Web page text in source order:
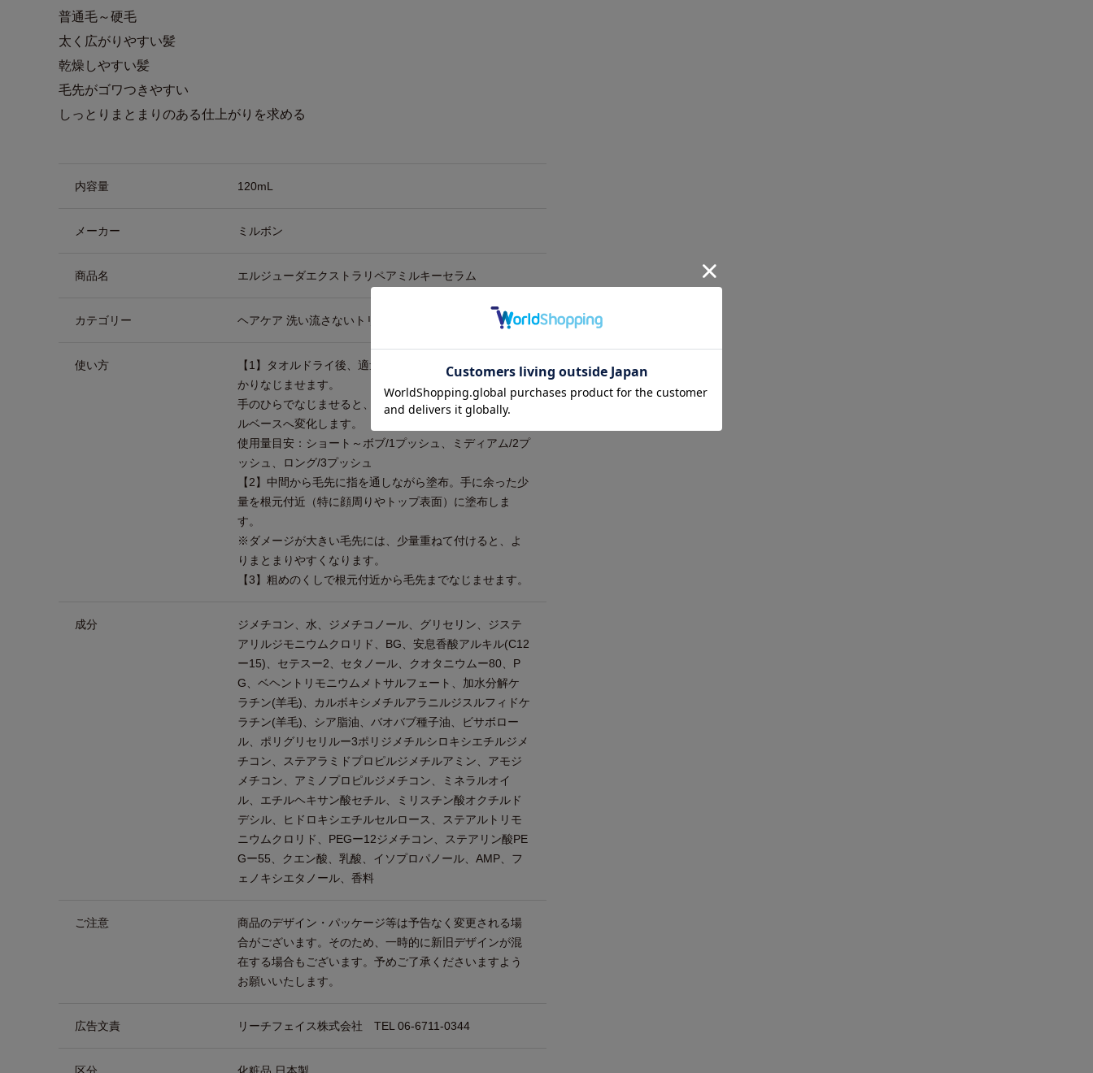
普通毛～硬毛
太く広がりやすい髪
乾燥しやすい髪
毛先がゴワつきやすい
しっとりまとまりのある仕上がりを求める
内容量 120mL
メーカー ミルボン
商品名 エルジューダエクストラリペアミルキーセラム
カテゴリー ヘアケア 洗い流さないトリートメント
使い方
【1】タオルドライ後、適量を手に取り、指の間までしっ
かりなじませます。
手のひらでなじませると、髪に伸ばしやすい透明なオイ
ルベースへ変化します。
使用量目安：ショート～ボブ/1プッシュ、ミディアム/2プ
ッシュ、ロング/3プッシュ
【2】中間から毛先に指を通しながら塗布。手に余った少
量を根元付近（特に顔周りやトップ表面）に塗布しま
す。
※ダメージが大きい毛先には、少量重ねて付けると、よ
りまとまりやすくなります。
【3】粗めのくしで根元付近から毛先までなじませます。
成分
ジメチコン、水、ジメチコノール、グリセリン、ジステ
アリルジモニウムクロリド、BG、安息香酸アルキル(C12
ー15)、セテスー2、セタノール、クオタニウムー80、P
G、ベヘントリモニウムメトサルフェート、加水分解ケ
ラチン(羊毛)、カルボキシメチルアラニルジスルフィドケ
ラチン(羊毛)、シア脂油、バオバブ種子油、ビサボロー
ル、ポリグリセリルー3ポリジメチルシロキシエチルジメ
チコン、ステアラミドプロピルジメチルアミン、アモジ
メチコン、アミノプロピルジメチコン、ミネラルオイ
ル、エチルヘキサン酸セチル、ミリスチン酸オクチルド
デシル、ヒドロキシエチルセルロース、ステアルトリモ
ニウムクロリド、PEGー12ジメチコン、ステアリン酸PE
Gー55、クエン酸、乳酸、イソプロパノール、AMP、フ
ェノキシエタノール、香料
ご注意
商品のデザイン・パッケージ等は予告なく変更される場
合がございます。そのため、一時的に新旧デザインが混
在する場合もございます。予めご了承くださいますよう
お願いいたします。
広告文責 リーチフェイス株式会社 TEL 06-6711-0344
区分 化粧品 日本製